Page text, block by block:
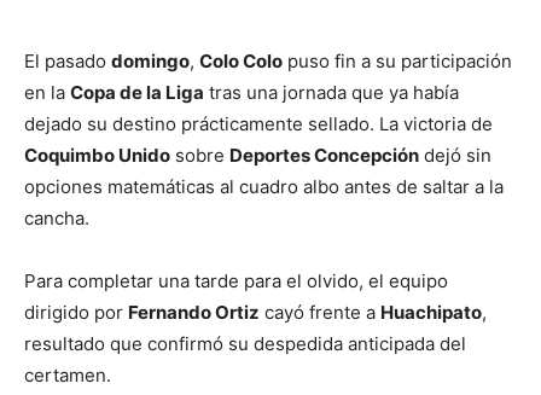
El pasado domingo, Colo Colo puso fin a su participación
en la Copa de la Liga tras una jornada que ya había
dejado su destino prácticamente sellado. La victoria de
Coquimbo Unido sobre Deportes Concepción dejó sin
opciones matemáticas al cuadro albo antes de saltar a la
cancha.
Para completar una tarde para el olvido, el equipo
dirigido por Fernando Ortiz cayó frente a Huachipato,
resultado que confirmó su despedida anticipada del
certamen.